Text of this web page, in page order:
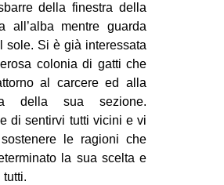
RECENSIONI
AFRICA
AMERICHE
ORIENTE
EUROPA
MEDIO ORIENTE
della finestra della
all’alba mentre guarda
sole. Si è già interessata
colonia di gatti che
al carcere ed alla
della sua sezione.
di sentirvi tutti vicini e vi
le ragioni che
la sua scelta e
tutti.